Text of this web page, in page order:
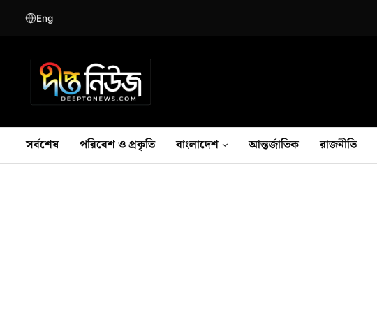
Eng
সর্বশেষ পরিবেশ ও প্রকৃতি বাংলাদেশ আন্তর্জাতিক রাজনীতি